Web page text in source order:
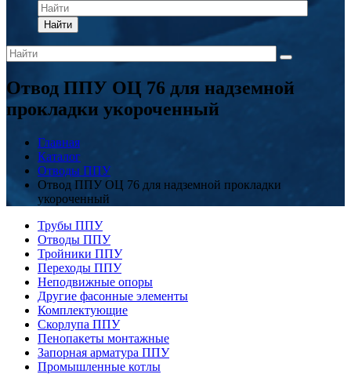
Найти
Отвод ППУ ОЦ 76 для надземной
прокладки укороченный
Главная
Каталог
Отводы ППУ
Отвод ППУ ОЦ 76 для надземной прокладки
укороченный
Трубы ППУ
Отводы ППУ
Тройники ППУ
Переходы ППУ
Неподвижные опоры
Другие фасонные элементы
Комплектующие
Скорлупа ППУ
Пенопакеты монтажные
Запорная арматура ППУ
Промышленные котлы